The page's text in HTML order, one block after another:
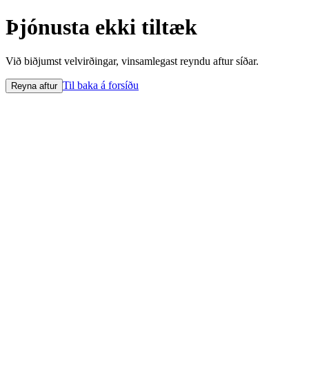
Þjónusta ekki tiltæk
Við biðjumst velvirðingar, vinsamlegast reyndu aftur síðar.
Reyna aftur Til baka á forsíðu